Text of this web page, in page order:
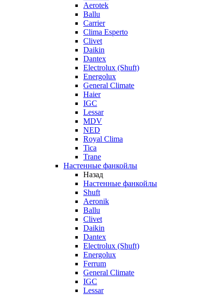
Aerotek
Ballu
Carrier
Clima Esperto
Clivet
Daikin
Dantex
Electrolux (Shuft)
Energolux
General Climate
Haier
IGC
Lessar
MDV
NED
Royal Clima
Tica
Trane
Настенные фанкойлы
Назад
Настенные фанкойлы
Shuft
Aeronik
Ballu
Clivet
Daikin
Dantex
Electrolux (Shuft)
Energolux
Ferrum
General Climate
IGC
Lessar